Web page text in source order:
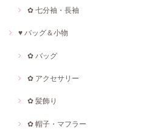
✿ 七分袖・長袖
♥ バッグ＆小物
✿ バッグ
✿ アクセサリー
✿ 髪飾り
✿ 帽子・マフラー